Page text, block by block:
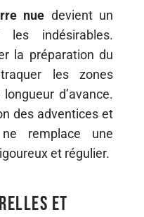
nue devient un
les indésirables.
la préparation du
les zones
d’avance.
des adventices et
remplace une
et régulier.
et